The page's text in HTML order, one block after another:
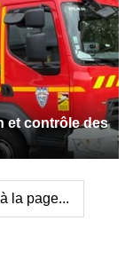
et contrôle des
la page...